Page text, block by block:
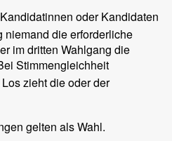
oder Kandidaten
niemand die erforderliche
im dritten Wahlgang die
Stimmengleichheit
zieht die oder der
gelten als Wahl.